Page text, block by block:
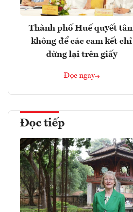
Thành phố Huế quyết
không để các cam kết chỉ
dừng lại trên giấy
Đọc ngay
Đọc tiếp